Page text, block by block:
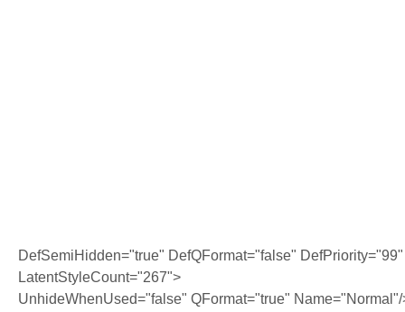
DefSemiHidden="true" DefQFormat="false" DefPriority="99"
LatentStyleCount="267">
UnhideWhenUsed="false" QFormat="true" Name="Normal"/